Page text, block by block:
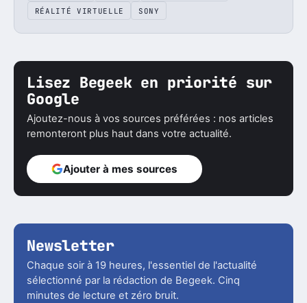
RÉALITÉ VIRTUELLE
SONY
Lisez Begeek en priorité sur
Google
Ajoutez-nous à vos sources préférées : nos articles
remonteront plus haut dans votre actualité.
Ajouter à mes sources
Newsletter
Chaque soir à 19 heures, l'essentiel de l'actualité
sélectionné par la rédaction de Begeek. Cinq
minutes de lecture et zéro bruit.